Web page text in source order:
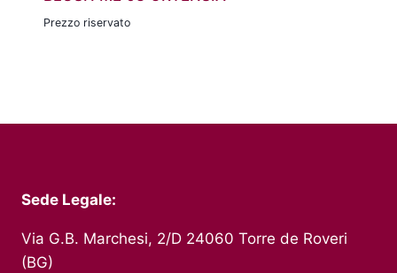
Prezzo riservato
Sede Legale:
Via G.B. Marchesi, 2/D 24060 Torre de Roveri
(BG)